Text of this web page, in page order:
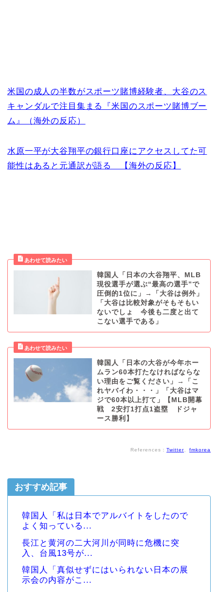
米国の成人の半数がスポーツ賭博経験者、大谷のス
キャンダルで注目集まる『米国のスポーツ賭博ブー
ム』（海外の反応）
水原一平が大谷翔平の銀行口座にアクセスしてた可
能性はあると元通訳が語る 【海外の反応】
韓国人「日本の大谷翔平、MLB
現役選手が選ぶ“最高の選手”で
圧倒的1位に」→「大谷は例外」
「大谷は比較対象がそもそもい
ないでしょ 今後も二度と出て
こない選手である」
韓国人「日本の大谷が今年ホー
ムラン60本打たなければならな
い理由をご覧ください」→「こ
れヤバイわ・・・」「大谷はマ
ジで60本以上打て」【MLB開幕
戦 2安打1打点1盗塁 ドジャ
ース勝利】
References： Twitter fmkorea
おすすめ記事
韓国人「私は日本でアルバイトをしたので
よく知っている...
長江と黄河の二大河川が同時に危機に突
入、台風13号が...
韓国人「真似せずにはいられない日本の展
示会の内容がこ...